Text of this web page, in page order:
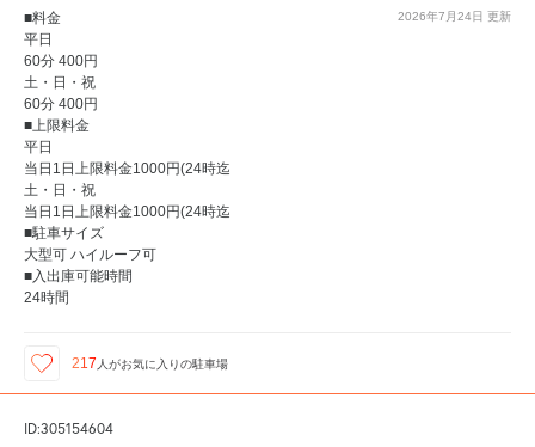
2026年7月24日 更新
■料金
平日
60分 400円
土・日・祝
60分 400円
■上限料金
平日
当日1日上限料金1000円(24時迄
土・日・祝
当日1日上限料金1000円(24時迄
■駐車サイズ
大型可 ハイルーフ可
■入出庫可能時間
24時間
217 人がお気に入りの駐車場
ID:305154604